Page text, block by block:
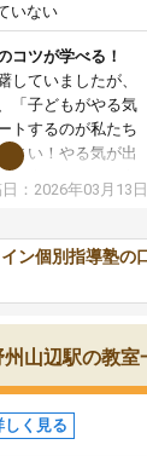
いない
コツが学べる！
していましたが、
「子どもがやる気
トするのが私たち
さい！やる気が出
の責任です」と言
に！と考えて、思
の先生から学ぶこ
がったらいいなと
が今足りないのか
き、子どももびっ
でやる気を持って
狙い通り、少しず
手意識も無くなっ
苦手な数学も追加
：2026年03月13日
ン個別指導塾の
州山辺駅の教室
しく見る